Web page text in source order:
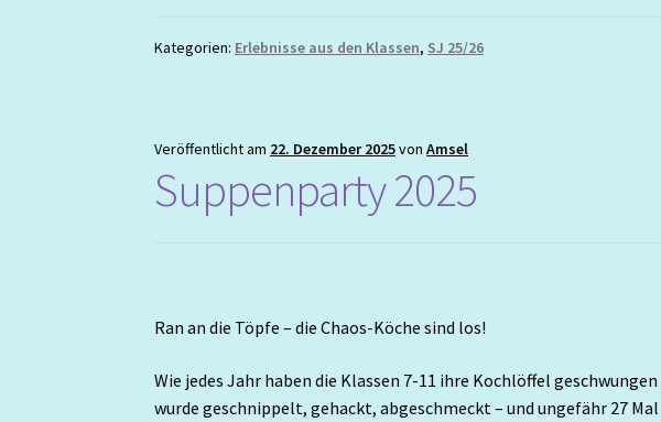
Kategorien: Erlebnisse aus den Klassen, SJ 25/26
Veröffentlicht am 22. Dezember 2025vonAmsel
Suppenparty 2025
Ran an die Töpfe – die Chaos-Köche sind los!
Wie jedes Jahr haben die Klassen 7-11 ihre Kochlöffel
wurde geschnippelt, gehackt, abgeschmeckt – und ungefähr 27